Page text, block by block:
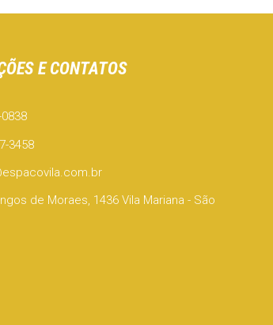
E CONTATOS
3458
de Moraes, 1436 Vila Mariana - São